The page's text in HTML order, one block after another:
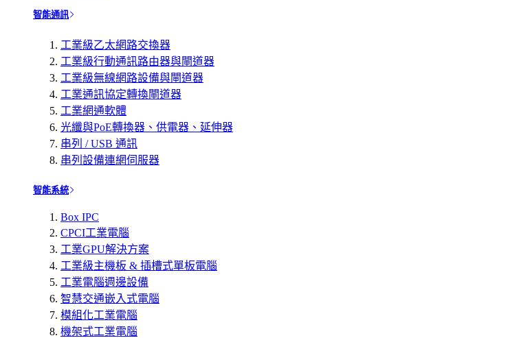
智能通訊
工業級乙太網路交換器
工業級行動通訊路由器與閘道器
工業級無線網路設備與閘道器
工業通訊協定轉換閘道器
工業網通軟體
光纖與PoE轉換器、供電器、延伸器
串列 / USB 通訊
串列設備連網伺服器
智能系統
Box IPC
CPCI工業電腦
工業GPU解決方案
工業級主機板 & 插槽式單板電腦
工業電腦週邊設備
智慧交通嵌入式電腦
模組化工業電腦
機架式工業電腦